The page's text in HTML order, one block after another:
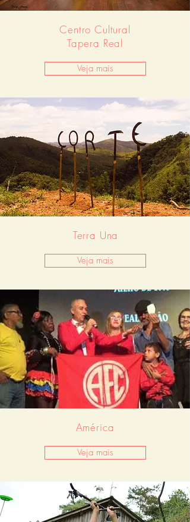
Centro Cultural
Tapera Real
Veja mais
Terra Una
Veja mais
América
Veja mais